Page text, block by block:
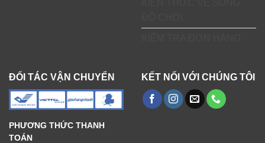
ĐỐI TÁC VẬN CHUYỂN
PHƯƠNG THỨC THANH
TOÁN
KẾT NỐI VỚI CHÚNG TÔI